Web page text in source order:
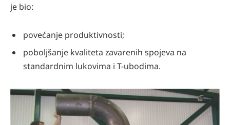
je bio:
povećanje produktivnosti;
poboljšanje kvaliteta zavarenih spojeva na
standardnim lukovima i T-ubodima.